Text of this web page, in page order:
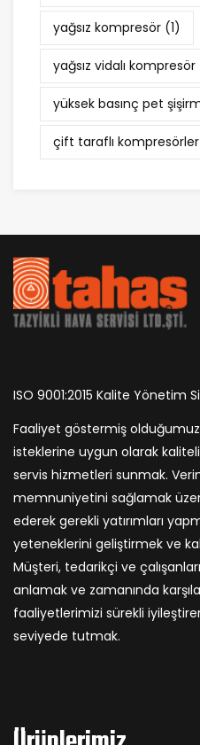
yağsız kompresör (1)
yağsız vidalı kompresör
yüksek basınç pet
çift taraflı kompresörler
ISO 9001:2015 Kalite Yönetim
Faaliyet göstermiş
isteklerine uygun olarak
servis hizmetleri sunmak.
memnuniyetini sağlamak
ederek gerekli yatırımları
yeteneklerini geliştirmek ve
Müşteri, tedarikçi ve
anlamak ve zamanında
faaliyetlerimizi sürekli
seviyede tutmak.